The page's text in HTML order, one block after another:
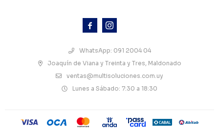
 
WhatsApp: 091 2004 04
Joaquín de Viana y Treinta y Tres, Maldonado
ventas@multisoluciones.com.uy
Lunes a Sábado: 7:30 a 18:30